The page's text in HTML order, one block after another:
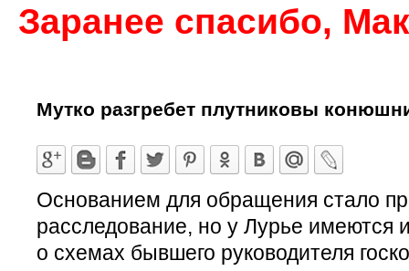
Заранее спасибо,
Мутко разгребет плутниковы
Основанием для обращения стало
расследование, но у Лурье имеются
о схемах бывшего руководителя